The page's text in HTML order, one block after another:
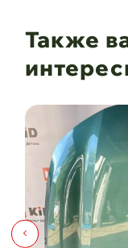
Также